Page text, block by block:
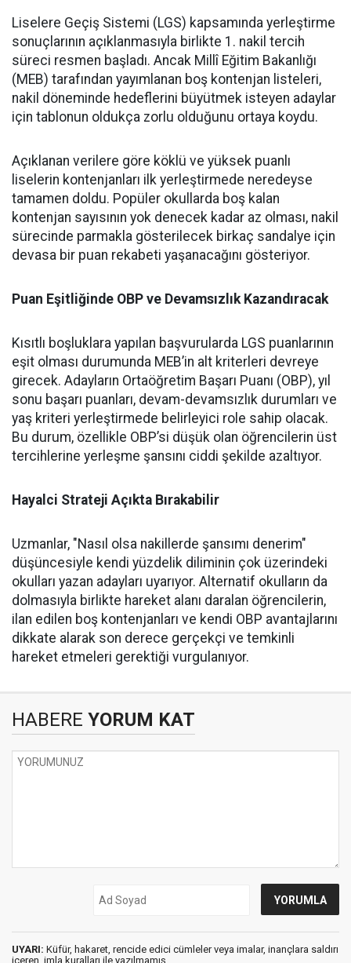
Liselere Geçiş Sistemi (LGS) kapsamında yerleştirme
sonuçlarının açıklanmasıyla birlikte 1. nakil tercih
süreci resmen başladı. Ancak Millî Eğitim Bakanlığı
(MEB) tarafından yayımlanan boş kontenjan listeleri,
nakil döneminde hedeflerini büyütmek isteyen adaylar
için tablonun oldukça zorlu olduğunu ortaya koydu.
Açıklanan verilere göre köklü ve yüksek puanlı
liselerin kontenjanları ilk yerleştirmede neredeyse
tamamen doldu. Popüler okullarda boş kalan
kontenjan sayısının yok denecek kadar az olması, nakil
sürecinde parmakla gösterilecek birkaç sandalye için
devasa bir puan rekabeti yaşanacağını gösteriyor.
Puan Eşitliğinde OBP ve Devamsızlık Kazandıracak
Kısıtlı boşluklara yapılan başvurularda LGS puanlarının
eşit olması durumunda MEB’in alt kriterleri devreye
girecek. Adayların Ortaöğretim Başarı Puanı (OBP), yıl
sonu başarı puanları, devam-devamsızlık durumları ve
yaş kriteri yerleştirmede belirleyici role sahip olacak.
Bu durum, özellikle OBP’si düşük olan öğrencilerin üst
tercihlerine yerleşme şansını ciddi şekilde azaltıyor.
Hayalci Strateji Açıkta Bırakabilir
Uzmanlar, "Nasıl olsa nakillerde şansımı denerim"
düşüncesiyle kendi yüzdelik diliminin çok üzerindeki
okulları yazan adayları uyarıyor. Alternatif okulların da
dolmasıyla birlikte hareket alanı daralan öğrencilerin,
ilan edilen boş kontenjanları ve kendi OBP avantajlarını
dikkate alarak son derece gerçekçi ve temkinli
hareket etmeleri gerektiği vurgulanıyor.
HABERE YORUM KAT
UYARI: Küfür, hakaret, rencide edici cümleler veya imalar, inançlara saldırı
içeren, imla kuralları ile yazılmamış,